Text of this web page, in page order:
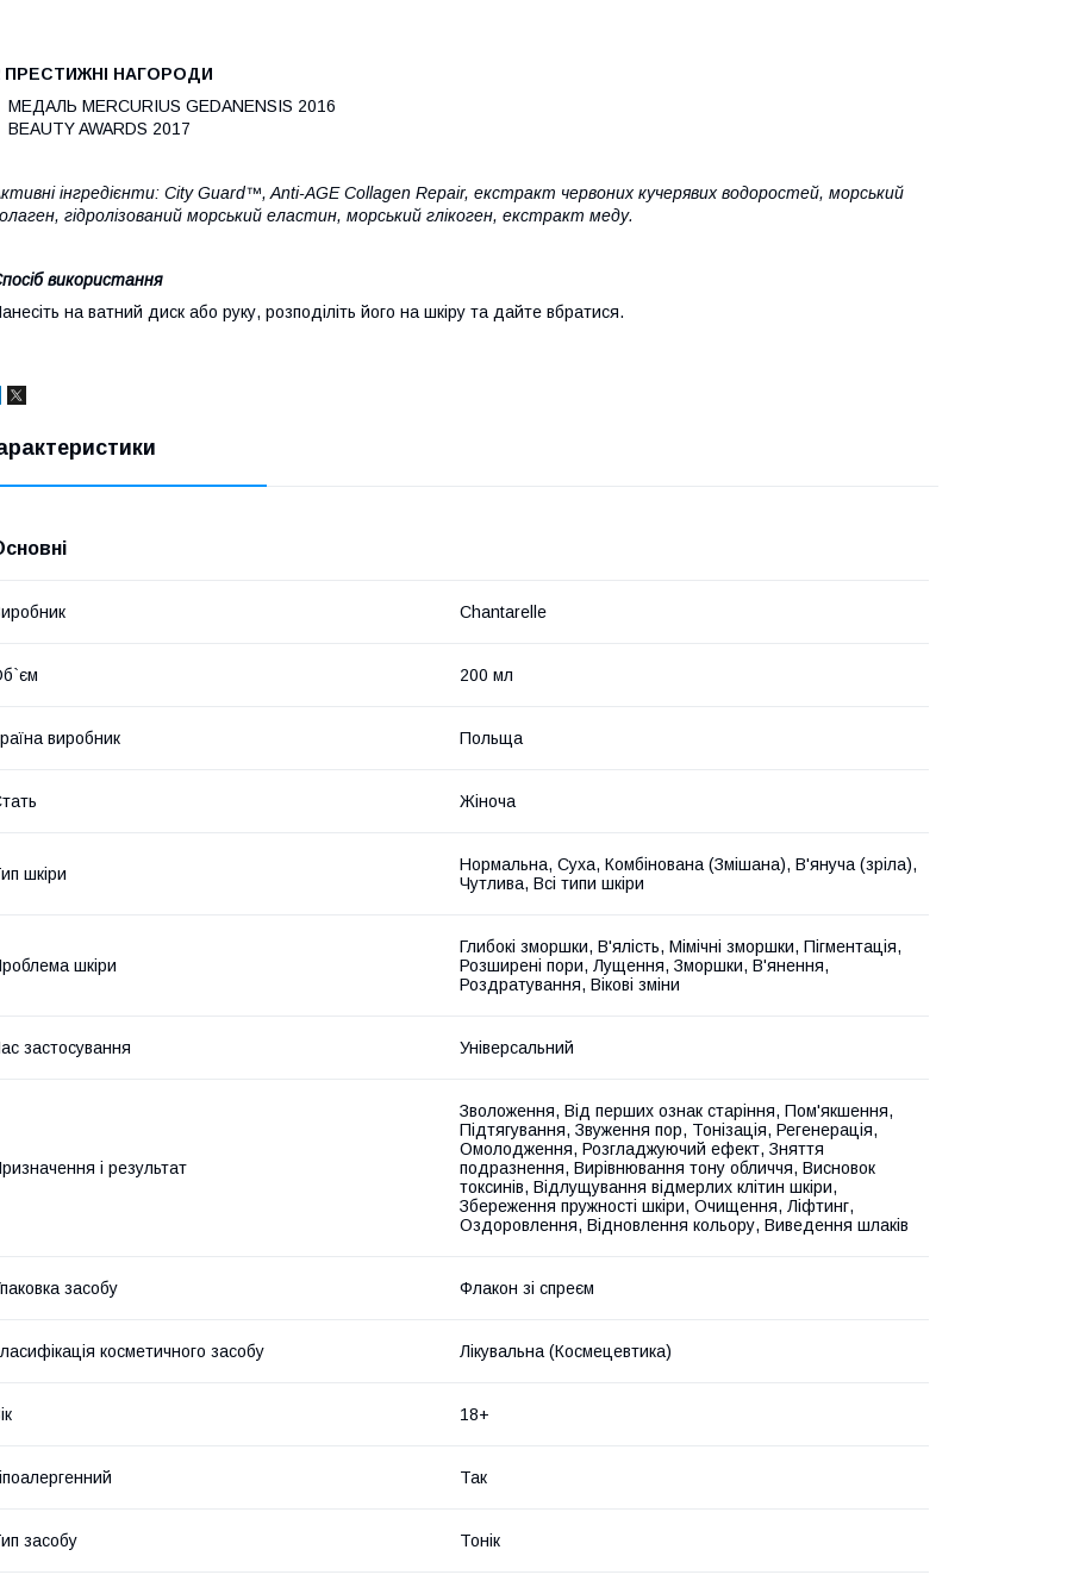
ПРЕСТИЖНІ НАГОРОДИ
МЕДАЛЬ MERCURIUS GEDANENSIS 2016
BEAUTY AWARDS 2017
інгредієнти: City Guard™, Anti-AGE Collagen Repair, екстракт червоних кучерявих водоростей, морський
гідролізований морський еластин, морський глікоген, екстракт меду.
використання
на ватний диск або руку, розподіліть його на шкіру та дайте вбратися.
Chantarelle
200 мл
виробник Польща
Жіноча
шкіри
Нормальна, Суха, Комбінована (Змішана), В'януча (зріла),
Чутлива, Всі типи шкіри
шкіри
Глибокі зморшки, В'ялість, Мімічні зморшки, Пігментація,
Розширені пори, Лущення, Зморшки, В'янення,
Роздратування, Вікові зміни
застосування Універсальний
і результат
Зволоження, Від перших ознак старіння, Пом'якшення,
Підтягування, Звуження пор, Тонізація, Регенерація,
Омолодження, Розгладжуючий ефект, Зняття
подразнення, Вирівнювання тону обличчя, Висновок
токсинів, Відлущування відмерлих клітин шкіри,
Збереження пружності шкіри, Очищення, Ліфтинг,
Оздоровлення, Відновлення кольору, Виведення шлаків
засобу Флакон зі спреєм
косметичного засобу Лікувальна (Космецевтика)
18+
Так
засобу Тонік